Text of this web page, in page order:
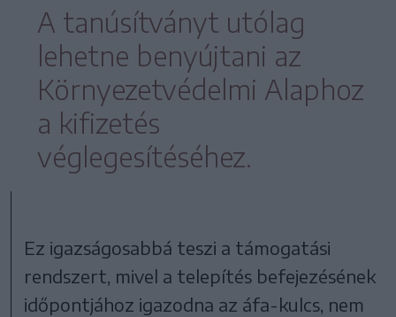
A tanúsítványt utólag
lehetne benyújtani az
Környezetvédelmi Alaphoz
a kifizetés
véglegesítéséhez.
Ez igazságosabbá teszi a támogatási
rendszert, mivel a telepítés befejezésének
időpontjához igazodna az áfa-kulcs, nem